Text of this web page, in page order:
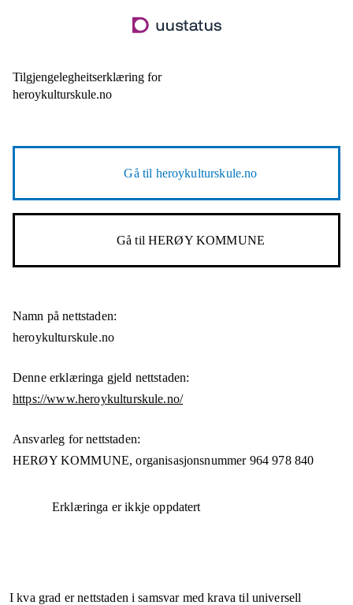
til
Tilgjengelegheitserklæring for
heroykulturskule.no
Gå til heroykulturskule.no
Gå tilHERØY KOMMUNE
Namn på nettstaden:
heroykulturskule.no
Denne erklæringa gjeld nettstaden:
https://www.heroykulturskule.no/
Ansvarleg for nettstaden:
HERØY KOMMUNE,organisasjonsnummer 964 978 840
Erklæringa er ikkje oppdatert
I kva grad er nettstaden i samsvar med krava til universell